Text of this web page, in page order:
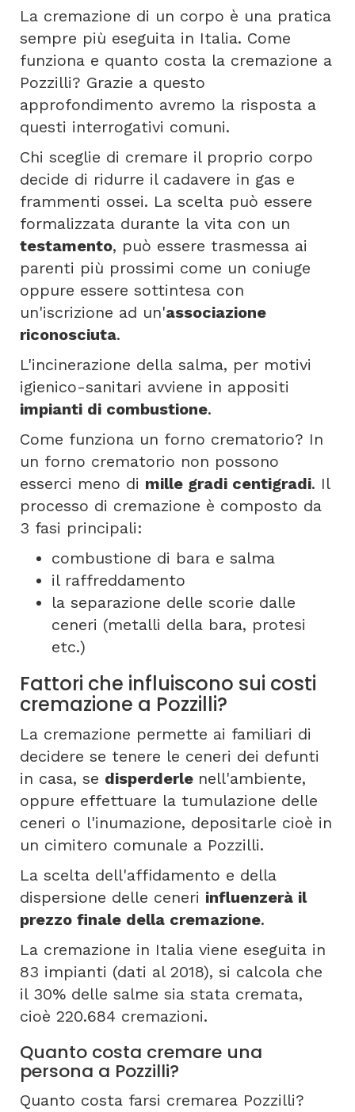
La cremazione di un corpo è una pratica
sempre più eseguita in Italia. Come
funziona e quanto costa la cremazione a
Pozzilli? Grazie a questo
approfondimento avremo la risposta a
questi interrogativi comuni.
Chi sceglie di cremare il proprio corpo
decide di ridurre il cadavere in gas e
frammenti ossei. La scelta può essere
formalizzata durante la vita con un
testamento, può essere trasmessa ai
parenti più prossimi come un coniuge
oppure essere sottintesa con
un'iscrizione ad un'associazione
riconosciuta.
L'incinerazione della salma, per motivi
igienico-sanitari avviene in appositi
impianti di combustione.
Come funziona un forno crematorio? In
un forno crematorio non possono
esserci meno di mille gradi centigradi. Il
processo di cremazione è composto da
3 fasi principali:
combustione di bara e salma
il raffreddamento
la separazione delle scorie dalle
ceneri (metalli della bara, protesi
etc.)
Fattori che influiscono sui costi
cremazione a Pozzilli?
La cremazione permette ai familiari di
decidere se tenere le ceneri dei defunti
in casa, se disperderle nell'ambiente,
oppure effettuare la tumulazione delle
ceneri o l'inumazione, depositarle cioè in
un cimitero comunale a Pozzilli.
La scelta dell'affidamento e della
dispersione delle ceneri influenzerà il
prezzo finale della cremazione.
La cremazione in Italia viene eseguita in
83 impianti (dati al 2018), si calcola che
il 30% delle salme sia stata cremata,
cioè 220.684 cremazioni.
Quanto costa cremare una
persona a Pozzilli?
Quanto costa farsi cremarea Pozzilli?